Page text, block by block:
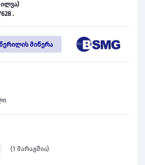
.
წერილის მიწერა
(1 მარაგშია)